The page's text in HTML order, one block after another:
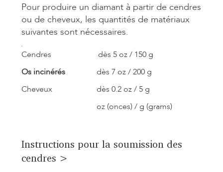
Pour produire un diamant à partir de cendres
ou de cheveux, les quantités de matériaux
suivantes sont nécessaires.
Instructions pour la soumission des
cendres >
dès 5 oz / 150 g
Cendres
oz (onces) / g (grams)
dès 7 oz / 200 g
Os incinérés
dès 0.2 oz / 5 g
Cheveux